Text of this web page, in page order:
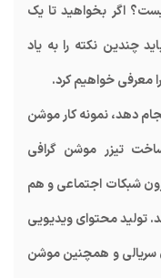
اگر بخواهید تا یک
چندین نکته را به یاد
معرفی خواهیم کرد.
دهد، نمونه کار موشن
ساخت تیزر موشن گرافی
شبکات اجتماعی و هم
تولید محتوای ویدیویی
سریالی و همچنین موشن